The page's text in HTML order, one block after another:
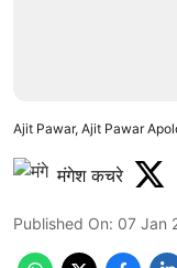
Ajit Pawar, Ajit Pawar
मंगेश कचरे
Published On: 07 Jan